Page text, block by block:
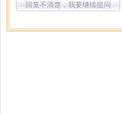
回复不清楚，我要继续提问